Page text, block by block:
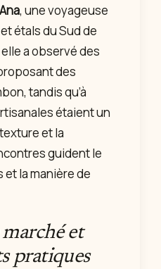
Ana, une voyageuse
étals du Sud de
elle a observé des
des
tandis qu’à
étaient un
et la
guident le
la manière de
et
pratiques